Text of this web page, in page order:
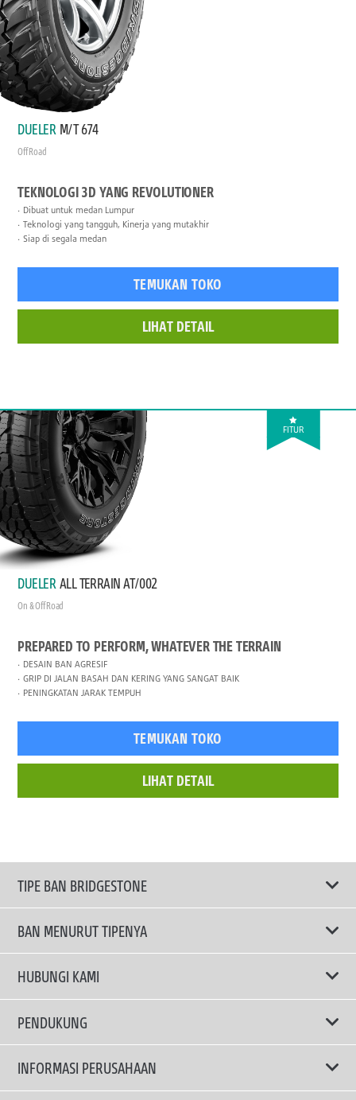
DUELER M/T 674
Off Road
TEKNOLOGI 3D YANG REVOLUTIONER
Dibuat untuk medan Lumpur
Teknologi yang tangguh, Kinerja yang mutakhir
Siap di segala medan
TEMUKAN TOKO
LIHAT DETAIL
FITUR
DUELER ALL TERRAIN AT/002
On & Off Road
PREPARED TO PERFORM, WHATEVER THE TERRAIN
DESAIN BAN AGRESIF
GRIP DI JALAN BASAH DAN KERING YANG SANGAT BAIK
PENINGKATAN JARAK TEMPUH
TEMUKAN TOKO
LIHAT DETAIL
TIPE BAN BRIDGESTONE
TRUCKS & BUSES TYRES
BAN MENURUT TIPENYA
Ban ENLITEN
Ban Performa
Ban Touring
HUBUNGI KAMI
Email Kami
PENDUKUNG
Privacy Policy
Terms Of Use
INFORMASI PERUSAHAAN